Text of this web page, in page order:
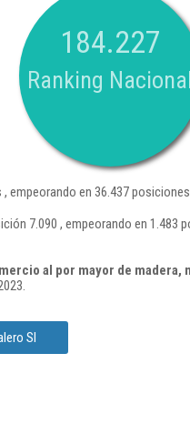
184.227
Ranking
, empeorando en 36.437
7.090 , empeorando en 1.483
al por mayor de madera,
Sl